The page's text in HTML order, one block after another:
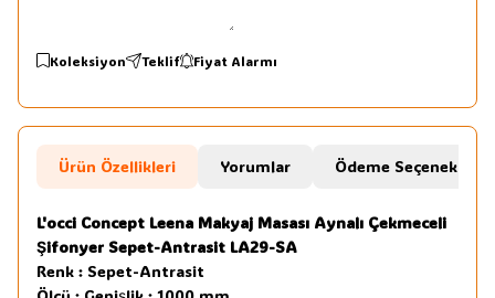
Koleksiyon Teklif Fiyat Alarmı
Ürün Özellikleri Yorumlar Ödeme Seçenekleri
L'occi Concept Leena Makyaj Masası Aynalı Çekmeceli
Şifonyer Sepet-Antrasit LA29-SA
Renk : Sepet-Antrasit